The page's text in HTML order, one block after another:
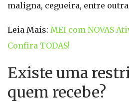
maligna, cegueira, entre
Leia Mais: MEI com NOVAS
Confira TODAS!
Existe uma
quem recebe?